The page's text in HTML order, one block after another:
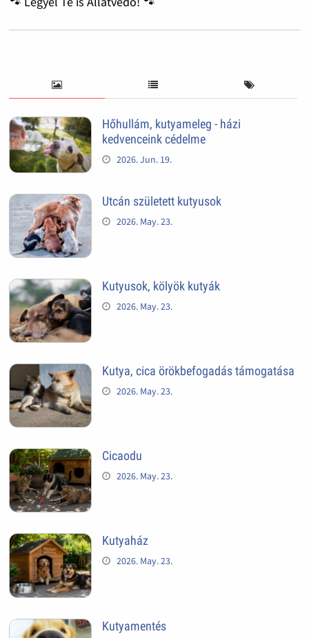
Hőhullám, kutyameleg - házi
kedvenceink cédelme
2026. Jun. 19.
Utcán született kutyusok
2026. May. 23.
Kutyusok, kölyök kutyák
2026. May. 23.
Kutya, cica örökbefogadás támogatása
2026. May. 23.
Cicaodu
2026. May. 23.
Kutyaház
2026. May. 23.
Kutyamentés